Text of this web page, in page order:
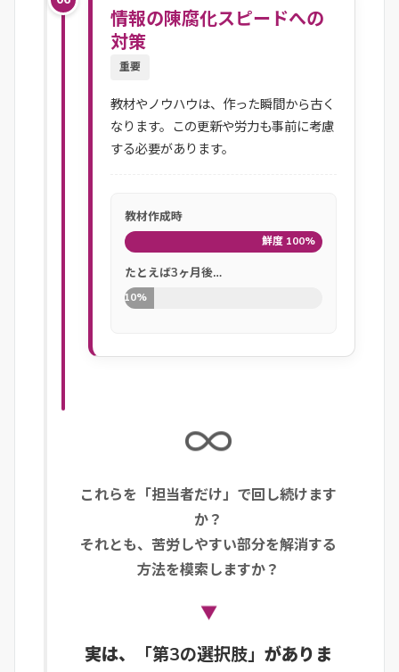
情報の陳腐化スピードへの
対策
重要
教材やノウハウは、作った瞬間から古く
なります。この更新や労力も事前に考慮
する必要があります。
教材作成時
鮮度 100%
たとえば3ヶ月後…
10%
∞
これらを「担当者だけ」で回し続けます
か？
それとも、苦労しやすい部分を解消する
方法を模索しますか？
▼
実は、
「第3の選択肢」 がありま